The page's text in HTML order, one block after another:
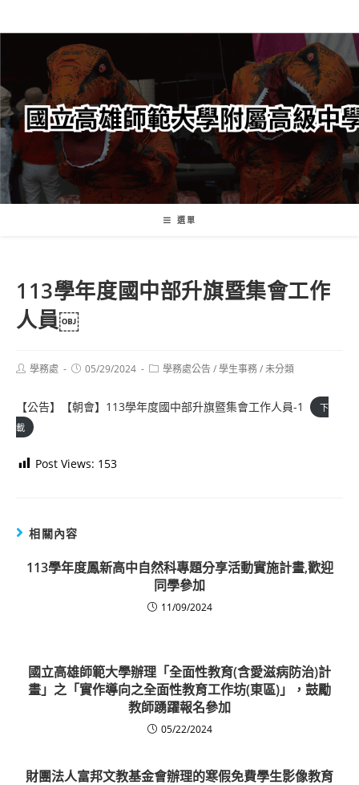
轉
要
內
容
選單
113學年度國中部升旗暨集會工作
人員￼
Post學務處
Post05/29/2024
Post學務處公告/學生事務/未分類
【公告】【朝會】113學年度國中部升旗暨集會工作人員-1
下
載
Post Views: 153
相關內容
113學年度鳳新高中自然科專題分享活動實施計畫,歡迎
同學參加
11/09/2024
國立高雄師範大學辦理「全面性教育(含愛滋病防治)計
畫」之「實作導向之全面性教育工作坊(東區)」，鼓勵
教師踴躍報名參加
05/22/2024
財團法人富邦文教基金會辦理的寒假免費學生影像教育